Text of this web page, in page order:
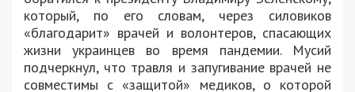
который, по его словам, через силовиков
«благодарит» врачей и волонтеров, спасающих
жизни украинцев во время пандемии. Мусий
подчеркнул, что травля и запугивание врачей не
совместимы с «защитой» медиков, о которой